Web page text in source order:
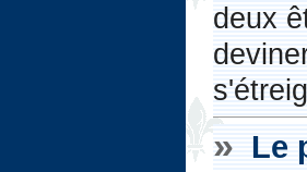
deux
» Le